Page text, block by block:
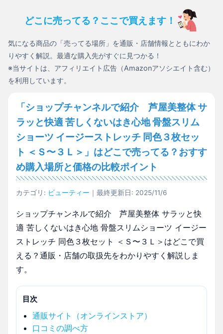
どこに売ってる？ここで買えます！
気になる商品の「売ってる場所」を通販・店舗情報とともにわか
りやすく解説。最適な購入先がすぐに見つかる！
※当サイトは、アフィリエイト広告（Amazonアソシエイト含む）
を利用しています。
「ショップチャンネルで紹介 芦屋美整体 サ
ラッと快適 苦しくないはき心地 骨盤スリム
ショーツ イージーストレッチ 同色３枚セッ
ト ＜Ｓ〜３Ｌ＞」はどこで売ってる？おすす
め購入場所と価格の比較ポイント
カテゴリ: ビューティー ｜最終更新日: 2025/11/6
ショップチャンネルで紹介 芦屋美整体 サラッと快
適 苦しくないはき心地 骨盤スリムショーツ イージー
ストレッチ 同色３枚セット ＜Ｓ〜３Ｌ＞はどこで買
える？通販・店舗の取扱先をわかりやすく解説しま
す。
目次
通販サイト（オンラインストア）
口コミの調べ方